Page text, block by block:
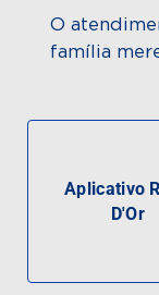
O
família
Aplicativo
D'Or